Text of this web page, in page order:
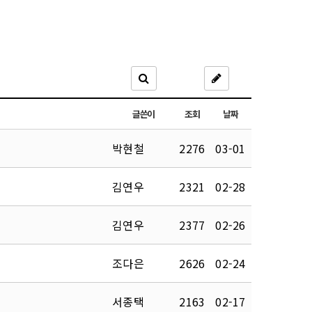
글쓴이 조회 날짜
박현철 2276 03-01
김연우 2321 02-28
김연우 2377 02-26
조다은 2626 02-24
서종택 2163 02-17